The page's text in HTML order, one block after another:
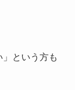
」という方も